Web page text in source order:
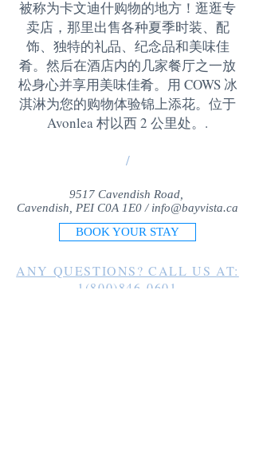
被称为卡文迪什购物的地方！逛逛专
卖店，那里出售各种夏季时装、配
饰、独特的礼品、纪念品和美味佳
肴。然后在酒店内的几家餐厅之一放
松身心并享用美味佳肴。用 COWS 冰
淇淋为您的购物体验锦上添花。位于
Avonlea 村以西 2 公里处。 .
/
9517 Cavendish Road,
Cavendish, PEI C0A 1E0 / info@bayvista.ca
BOOK YOUR STAY
ANY QUESTIONS? CALL US AT:
1(800)846-0601